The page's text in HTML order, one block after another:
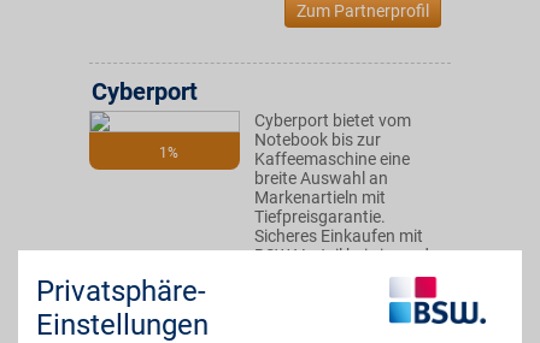
Zum Partnerprofil
1%
Cyberport
Cyberport bietet vom
Notebook bis zur
Kaffeemaschine eine
breite Auswahl an
Markenartieln mit
Tiefpreisgarantie.
Sicheres Einkaufen mit
BSW-Vorteil bei einem der
Elektronikhändler - TÜV
Privatsphäre-
Einstellungen